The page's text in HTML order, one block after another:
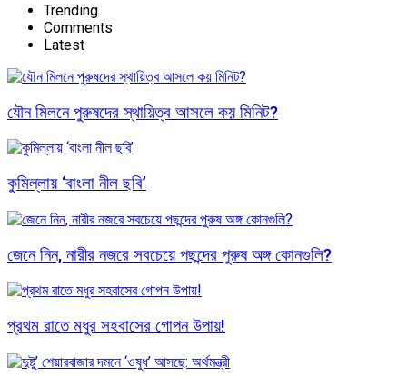
Trending
Comments
Latest
যৌন মিলনে পুরুষদের স্থায়িত্ব আসলে কয় মিনিট?
কুমিল্লায় ‘বাংলা নীল ছবি’
জেনে নিন, নারীর নজরে সবচেয়ে পছন্দের পুরুষ অঙ্গ কোনগুলি?
প্রথম রাতে মধুর সহবাসের গোপন উপায়!